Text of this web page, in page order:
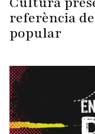
referència
popular